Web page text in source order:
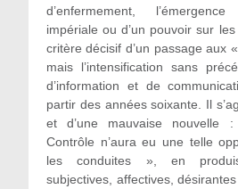
d’enfermement,
impériale ou d’un pouvoir sur
critère décisif d’un passage aux
mais l’intensification sans
d’information et de
partir des années soixante. Il
et d’une mauvaise nouvelle
Contrôle n’aura eu une telle
les conduites », en
subjectives, affectives,